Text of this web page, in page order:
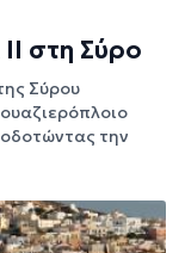
II στη Σύρο
Σύρου
την